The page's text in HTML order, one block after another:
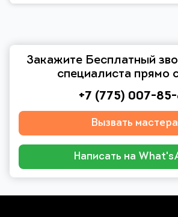
Закажите Бесплатный
специалиста прямо
+7 (775) 007-
Вызвать мастера
Написать на